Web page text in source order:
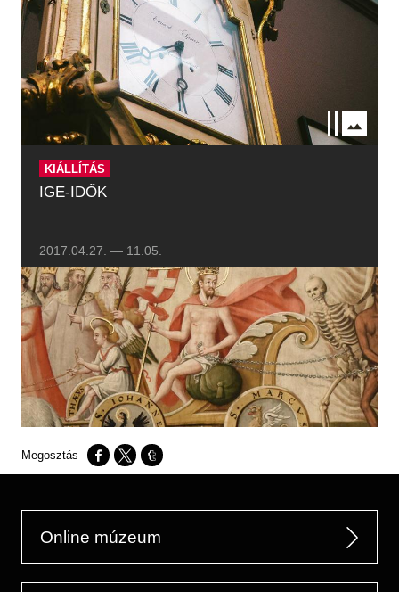
Központi Könyvtár
KIÁLLÍTÁS
IGE-IDŐK
2017.04.27. — 11.05.
Opens in a new window
Opens in a new window
Opens in a new window
Online múzeum